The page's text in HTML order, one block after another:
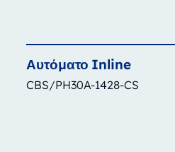
Αυτόματο Inline
CBS/PH30A-1428-CS